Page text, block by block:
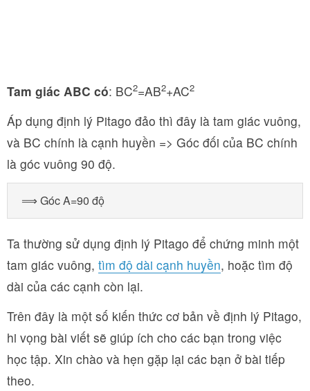
Tam giác ABC có: BC2=AB2+AC2
Áp dụng định lý Pitago đảo thì đây là tam giác vuông,
và BC chính là cạnh huyền => Góc đối của BC chính
là góc vuông 90 độ.
⟹ Góc A=90 độ
Ta thường sử dụng định lý Pitago để chứng minh một
tam giác vuông, tìm độ dài cạnh huyền, hoặc tìm độ
dài của các cạnh còn lại.
Trên đây là một số kiến thức cơ bản về định lý Pitago,
hi vọng bài viết sẽ giúp ích cho các bạn trong việc
học tập. Xin chào và hẹn gặp lại các bạn ở bài tiếp
theo.